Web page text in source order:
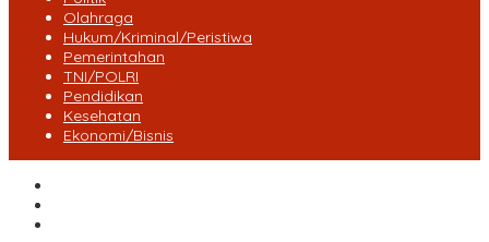
Olahraga
Hukum/Kriminal/Peristiwa
Pemerintahan
TNI/POLRI
Pendidikan
Kesehatan
Ekonomi/Bisnis